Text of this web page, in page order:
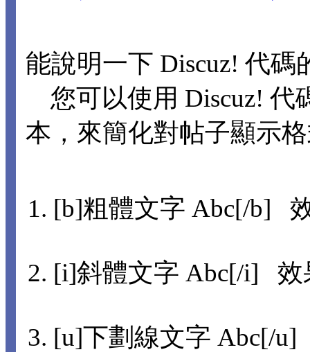
能說明一下 Discuz! 代碼
您可以使用 Discuz! 代
本，來簡化對帖子顯示
[b]粗體文字 Abc[/b]
[i]斜體文字 Abc[/i] 效
[u]下劃線文字 Abc[/